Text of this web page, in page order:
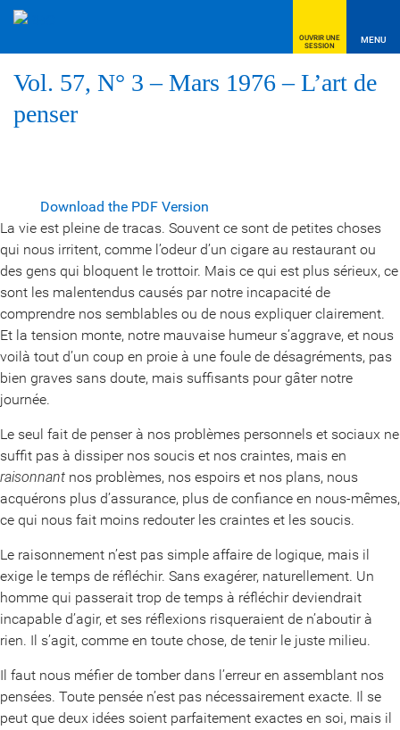
OUVRIR UNE
SESSION
MENU
Vol. 57, N° 3 – Mars 1976 – L’art de
penser
Download the PDF Version
La vie est pleine de tracas. Souvent ce sont de petites choses
qui nous irritent, comme l’odeur d’un cigare au restaurant ou
des gens qui bloquent le trottoir. Mais ce qui est plus sérieux, ce
sont les malentendus causés par notre incapacité de
comprendre nos semblables ou de nous expliquer clairement.
Et la tension monte, notre mauvaise humeur s’aggrave, et nous
voilà tout d’un coup en proie à une foule de désagréments, pas
bien graves sans doute, mais suffisants pour gâter notre
journée.
Le seul fait de penser à nos problèmes personnels et sociaux ne
suffit pas à dissiper nos soucis et nos craintes, mais en
raisonnant nos problèmes, nos espoirs et nos plans, nous
acquérons plus d’assurance, plus de confiance en nous-mêmes,
ce qui nous fait moins redouter les craintes et les soucis.
Le raisonnement n’est pas simple affaire de logique, mais il
exige le temps de réfléchir. Sans exagérer, naturellement. Un
homme qui passerait trop de temps à réfléchir deviendrait
incapable d’agir, et ses réflexions risqueraient de n’aboutir à
rien. Il s’agit, comme en toute chose, de tenir le juste milieu.
Il faut nous méfier de tomber dans l’erreur en assemblant nos
pensées. Toute pensée n’est pas nécessairement exacte. Il se
peut que deux idées soient parfaitement exactes en soi, mais il